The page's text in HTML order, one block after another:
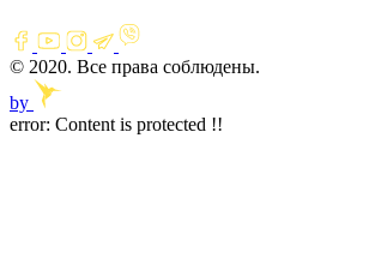
© 2020. Все права соблюдены.
by
error: Content is protected !!